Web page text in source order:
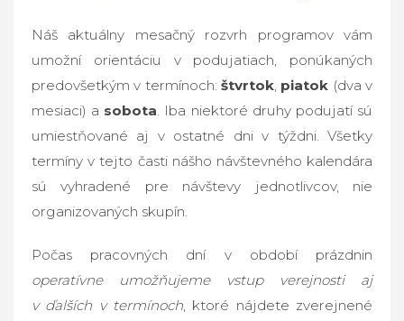
Náš aktuálny mesačný rozvrh programov vám
umožní orientáciu v podujatiach, ponúkaných
predovšetkým v termínoch: štvrtok, piatok (dva v
mesiaci) a sobota. Iba niektoré druhy podujatí sú
umiestňované aj v ostatné dni v týždni. Všetky
termíny v tejto časti nášho návštevného kalendára
sú vyhradené pre návštevy jednotlivcov, nie
organizovaných skupín.
Počas pracovných dní v období prázdnin
operatívne umožňujeme vstup verejnosti aj
v ďalších v termínoch, ktoré nájdete zverejnené